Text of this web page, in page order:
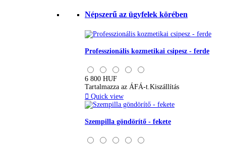
Népszerű az ügyfelek körében
Professzionális kozmetikai csipesz - ferde
6 800 HUF
Tartalmazza az ÁFÁ-t. Kiszállítás
 Quick view
Szempilla göndörítő - fekete